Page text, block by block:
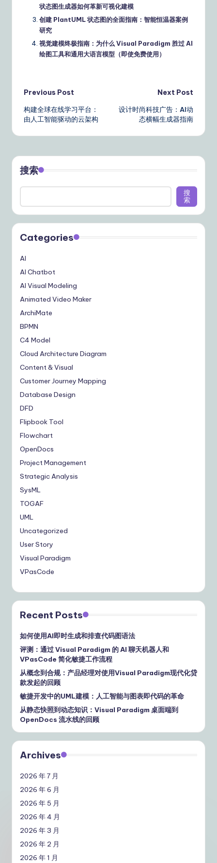
状态图生成器如何革新可视化建模
创建 PlantUML 状态图的全面指南：智能恒温器案例
研究
视觉建模终极指南：为什么 Visual Paradigm 胜过 AI
绘图工具和通用大语言模型（即使免费使用）
Post
navigation
Previous Post
构建全球在线学习平台：
由人工智能驱动的云架构
Next Post
设计时尚科技广告：AI动
态横幅生成器指南
搜索
搜
索
Categories
AI
AI Chatbot
AI Visual Modeling
Animated Video Maker
ArchiMate
BPMN
C4 Model
Cloud Architecture Diagram
Content & Visual
Customer Journey Mapping
Database Design
DFD
Flipbook Tool
Flowchart
OpenDocs
Project Management
Strategic Analysis
SysML
TOGAF
UML
Uncategorized
User Story
Visual Paradigm
VPasCode
Recent Posts
如何使用AI即时生成和排查代码图语法
评测：通过 Visual Paradigm 的 AI 聊天机器人和
VPasCode 简化敏捷工作流程
从概念到合规：产品经理对使用Visual Paradigm现代化贷
款发起的回顾
敏捷开发中的UML建模：人工智能与图表即代码的革命
从静态快照到动态知识：Visual Paradigm 桌面端到
OpenDocs 流水线的回顾
Archives
2026 年 7 月
2026 年 6 月
2026 年 5 月
2026 年 4 月
2026 年 3 月
2026 年 2 月
2026 年 1 月